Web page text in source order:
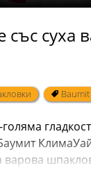
суха
Baumit
варова